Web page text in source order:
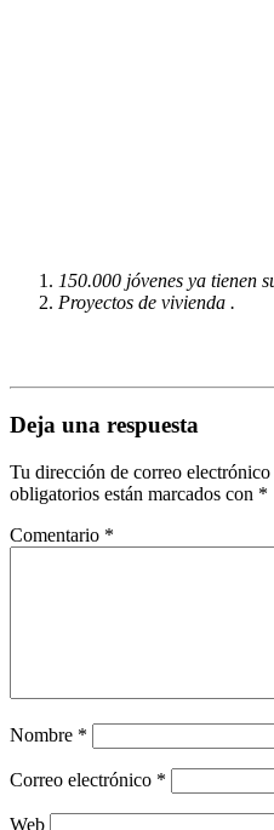
150.000 jóvenes ya tienen
Proyectos de vivienda .
Deja una respuesta
Tu dirección de correo
obligatorios están marcados con *
Comentario *
Nombre *
Correo electrónico *
Web